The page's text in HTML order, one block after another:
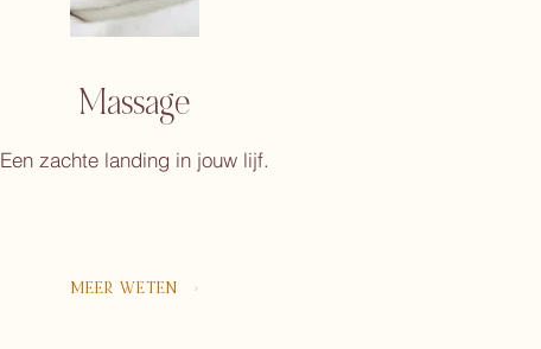
Massage
Een zachte landing in jouw lijf.
MEER WETEN